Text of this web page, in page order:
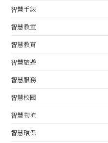
智慧手錶
智慧教室
智慧教育
智慧旅遊
智慧服務
智慧校園
智慧物流
智慧環保